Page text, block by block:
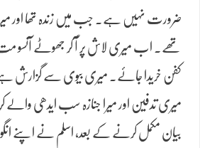
ضرورت نہیں ہے۔ جب میں زندہ تھا
تھے۔ اب میری لاش پر آ کر جھوٹے آنسو
کفن خریدا جائے۔ میری بیوی سے گزارش ہے
میری تدفین اور میرا جنازہ سب ایدھی
بیان مکمل کرنے کے بعد، اسلم نے اپنے